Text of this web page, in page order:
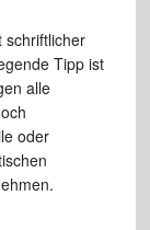
schriftlicher
Tipp ist
alle
oder